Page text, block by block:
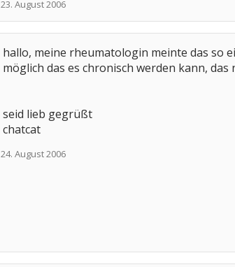
23. August 2006
hallo, meine rheumatologin meinte das so
möglich das es chronisch werden kann,
seid lieb gegrüßt
chatcat
24. August 2006